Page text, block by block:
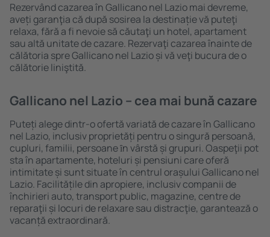
Rezervând cazarea în Gallicano nel Lazio mai devreme,
aveți garanţia că după sosirea la destinație vă puteţi
relaxa, fără a fi nevoie să căutaţi un hotel, apartament
sau altă unitate de cazare. Rezervaţi cazarea înainte de
călătoria spre Gallicano nel Lazio și vă veţi bucura de o
călătorie liniştită.
Gallicano nel Lazio – cea mai bună cazare
Puteți alege dintr-o ofertă variată de cazare în Gallicano
nel Lazio, inclusiv proprietăți pentru o singură persoană,
cupluri, familii, persoane ȋn vârstă și grupuri. Oaspeţii pot
sta în apartamente, hoteluri și pensiuni care oferă
intimitate și sunt situate în centrul orașului Gallicano nel
Lazio. Facilitățile din apropiere, inclusiv companii de
închirieri auto, transport public, magazine, centre de
reparaţii și locuri de relaxare sau distracţie, garantează o
vacanță extraordinară.